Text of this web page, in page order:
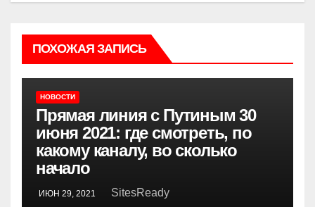
ПОХОЖАЯ ЗАПИСЬ
НОВОСТИ
Прямая линия с Путиным 30
июня 2021: где смотреть, по
какому каналу, во сколько
начало
ИЮН 29, 2021 SitesReady